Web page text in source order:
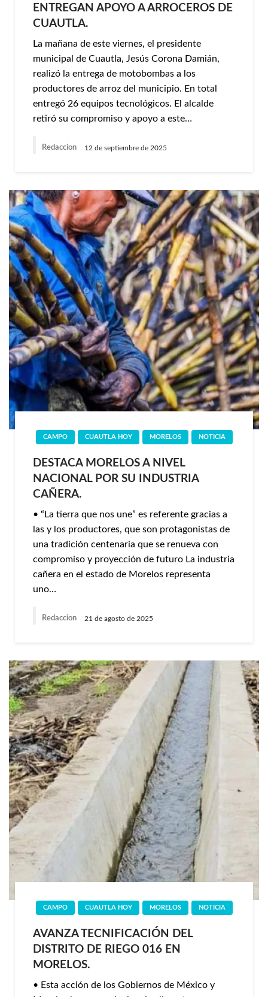
ENTREGAN APOYO A ARROCEROS DE
CUAUTLA.
La mañana de este viernes, el presidente
municipal de Cuautla, Jesús Corona Damián,
realizó la entrega de motobombas a los
productores de arroz del municipio. En total
entregó 26 equipos tecnológicos. El alcalde
retiró su compromiso y apoyo a este…
Redaccion 12 de septiembre de 2025
CAMPO CUAUTLA HOY MORELOS NOTICIA
DESTACA MORELOS A NIVEL
NACIONAL POR SU INDUSTRIA
CAÑERA.
• “La tierra que nos une” es referente gracias a
las y los productores, que son protagonistas de
una tradición centenaria que se renueva con
compromiso y proyección de futuro La industria
cañera en el estado de Morelos representa
uno…
Redaccion 21 de agosto de 2025
CAMPO CUAUTLA HOY MORELOS NOTICIA
AVANZA TECNIFICACIÓN DEL
DISTRITO DE RIEGO 016 EN
MORELOS.
• Esta acción de los Gobiernos de México y